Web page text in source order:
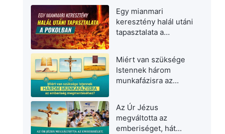
Egy mianmari
keresztény halál utáni
tapasztalata a
Miért van szüksége
Istennek három
munkafázisra az
megmentéséhez?
Az Úr Jézus
megváltotta az
emberiséget, hát